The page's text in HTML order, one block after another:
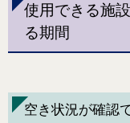
使用できる施
る期間
空き状況が確認